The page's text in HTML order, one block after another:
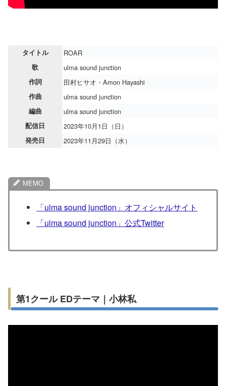
タイトル ROAR
歌 ulma sound junction
作詞 田村ヒサオ・Amon Hayashi
作曲 ulma sound junction
編曲 ulma sound junction
配信日 2023年10月1日（日）
発売日 2023年11月29日（水）
「ulma sound junction」オフィシャルサイト
「ulma sound junction」公式Twitter
第1クール EDテーマ｜小林私